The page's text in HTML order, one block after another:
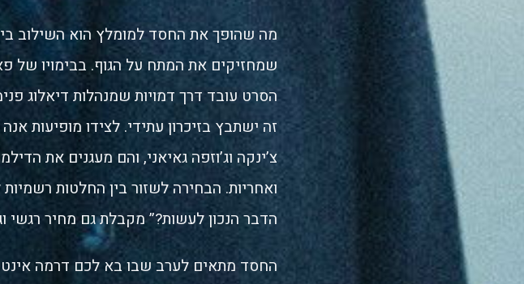
מה שהופך את החסד למומלץ הוא השילוב
שמחזיקים את המתח על הגוף. בבימויו של
הסרט עובד דרך דמויות שמנהלות דיאלוג
זה ישתבץ בזיכרון עתידי. לצידו מופיעות
צ’ינקה וג’וזפה גאיאני, והם מעגנים את
ואחריות. הבחירה לשזור בין החלטות
הדבר הנכון לעשות?” מקבלת גם מחיר רגשי
החסד מתאים לערב שבו בא לכם דרמה